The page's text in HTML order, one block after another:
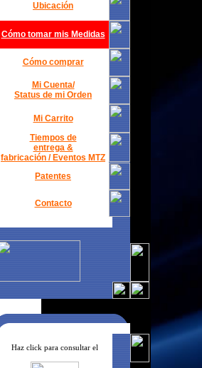
Ubicación
Cómo tomar mis Medidas
Cómo comprar
Mi Cuenta/
Status de mi Orden
Mi Carrito
Tiempos de
entrega &
fabricación / Eventos MTZ
Patentes
Contacto
Haz click para consultar el